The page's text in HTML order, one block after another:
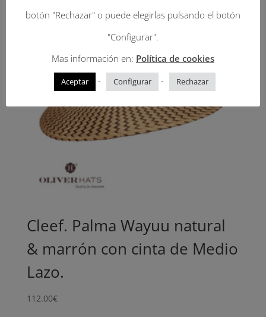
Cleef. Palma Wayuu natural
& marrón con cinta de Medio
Lazo.
112.00€
botón "Rechazar" o puede elegirlas pulsando el botón
"Configurar".
Mas información en: Política de cookies
Aceptar - Configurar - Rechazar